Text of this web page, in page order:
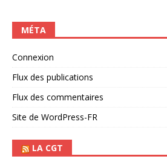
MÉTA
Connexion
Flux des publications
Flux des commentaires
Site de WordPress-FR
LA CGT